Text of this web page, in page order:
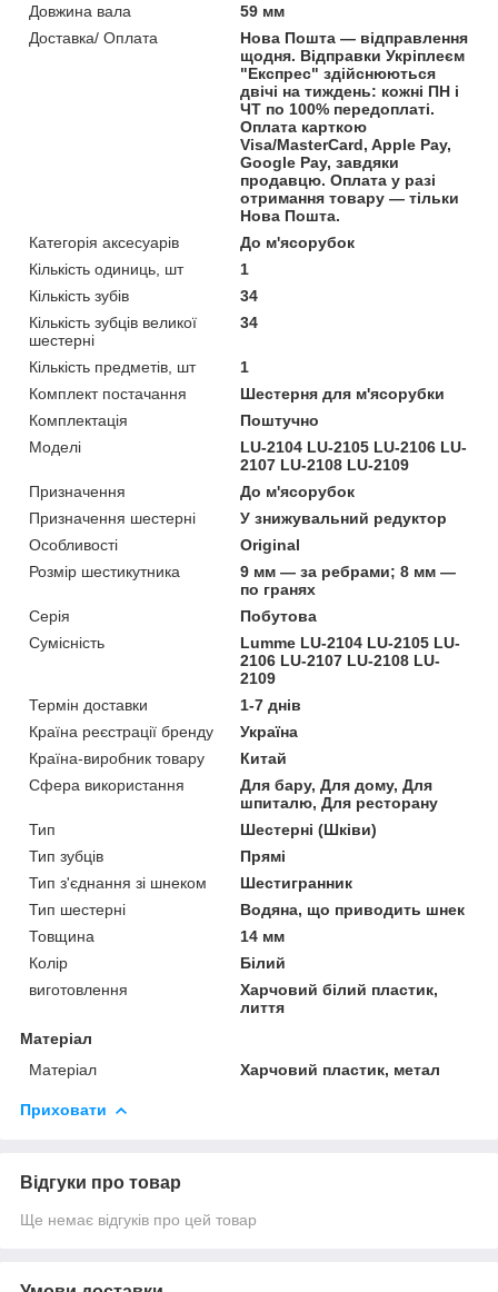
Довжина вала
59 мм
Доставка/ Оплата
Нова Пошта — відправлення
щодня. Відправки Укріплеєм
"Експрес" здійснюються
двічі на тиждень: кожні ПН і
ЧТ по 100% передоплаті.
Оплата карткою
Visa/MasterCard, Apple Pay,
Google Pay, завдяки
продавцю. Оплата у разі
отримання товару — тільки
Нова Пошта.
Категорія аксесуарів
До м'ясорубок
Кількість одиниць, шт
1
Кількість зубів
34
Кількість зубців великої
шестерні
34
Кількість предметів, шт
1
Комплект постачання
Шестерня для м'ясорубки
Комплектація
Поштучно
Моделі
LU-2104 LU-2105 LU-2106 LU-
2107 LU-2108 LU-2109
Призначення
До м'ясорубок
Призначення шестерні
У знижувальний редуктор
Особливості
Original
Розмір шестикутника
9 мм — за ребрами; 8 мм —
по гранях
Серія
Побутова
Сумісність
Lumme LU-2104 LU-2105 LU-
2106 LU-2107 LU-2108 LU-
2109
Термін доставки
1-7 днів
Країна реєстрації бренду
Україна
Країна-виробник товару
Китай
Сфера використання
Для бару, Для дому, Для
шпиталю, Для ресторану
Тип
Шестерні (Шківи)
Тип зубців
Прямі
Тип з'єднання зі шнеком
Шестигранник
Тип шестерні
Водяна, що приводить шнек
Товщина
14 мм
Колір
Білий
виготовлення
Харчовий білий пластик,
лиття
Матеріал
Матеріал
Харчовий пластик, метал
Приховати
Відгуки про товар
Ще немає відгуків про цей товар